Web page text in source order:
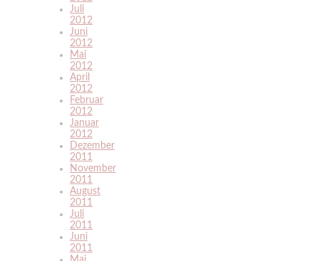
Juli
2012
Juni
2012
Mai
2012
April
2012
Februar
2012
Januar
2012
Dezember
2011
November
2011
August
2011
Juli
2011
Juni
2011